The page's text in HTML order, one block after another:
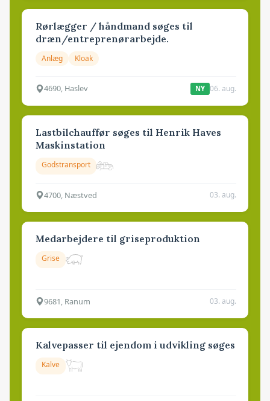
Rørlægger / håndmand søges til
dræn/entreprenørarbejde.
Anlæg Kloak
4690, Haslev NY 06. aug.
Lastbilchauffør søges til Henrik Haves
Maskinstation
Godstransport
4700, Næstved 03. aug.
Medarbejdere til griseproduktion
Grise
9681, Ranum 03. aug.
Kalvepasser til ejendom i udvikling søges
Kalve